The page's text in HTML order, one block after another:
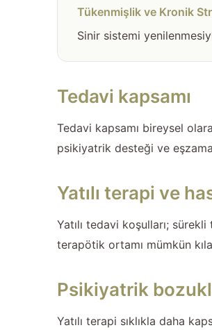
Tükenmişlik ve Kronik
Sinir sistemi
Tedavi kapsamı
Tedavi kapsamı bireysel
psikiyatrik desteği ve
Yatılı terapi ve
Yatılı tedavi koşulları;
terapötik ortamı mümkün
Psikiyatrik
Yatılı terapi sıklıkla daha